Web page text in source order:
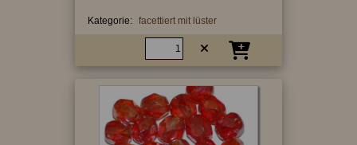
Kategorie: facettiert mit lüster